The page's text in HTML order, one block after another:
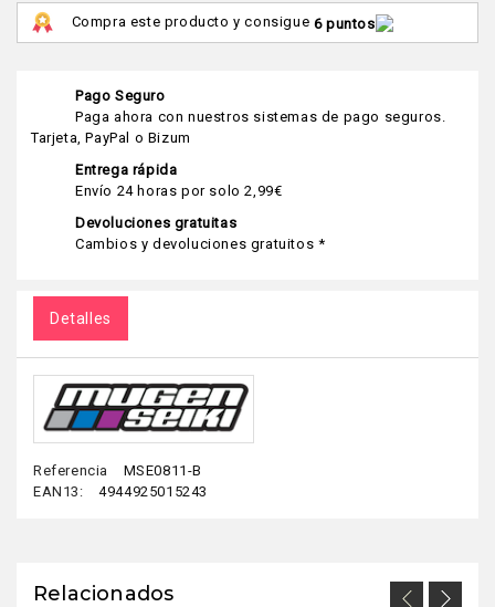
Compra este producto y consigue 6 puntos
Pago Seguro
Paga ahora con nuestros sistemas de pago seguros.
Tarjeta, PayPal o Bizum
Entrega rápida
Envío 24 horas por solo 2,99€
Devoluciones gratuitas
Cambios y devoluciones gratuitos *
Detalles
Referencia
MSE0811-B
EAN13:
4944925015243
Relacionados